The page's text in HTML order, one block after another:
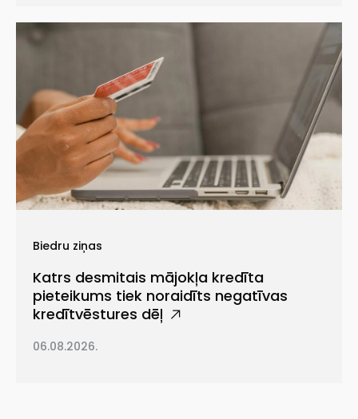
Biedru ziņas
Katrs desmitais mājokļa kredīta
pieteikums tiek noraidīts negatīvas
kredītvēstures dēļ
06.08.2026.